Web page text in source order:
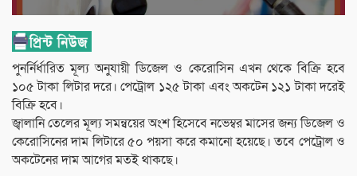
পুনর্নির্ধারিত মূল্য অনুযায়ী ডিজেল ও কেরোসিন এখন থেকে বিক্রি হবে
১০৫ টাকা লিটার দরে। পেট্রোল ১২৫ টাকা এবং অকটেন ১২১ টাকা দরেই
বিক্রি হবে।
জ্বালানি তেলের মূল্য সমন্বয়ের অংশ হিসেবে নভেম্বর মাসের জন্য ডিজেল ও
কেরোসিনের দাম লিটারে ৫০ পয়সা করে কমানো হয়েছে। তবে পেট্রোল ও
অকটেনের দাম আগের মতই থাকছে।